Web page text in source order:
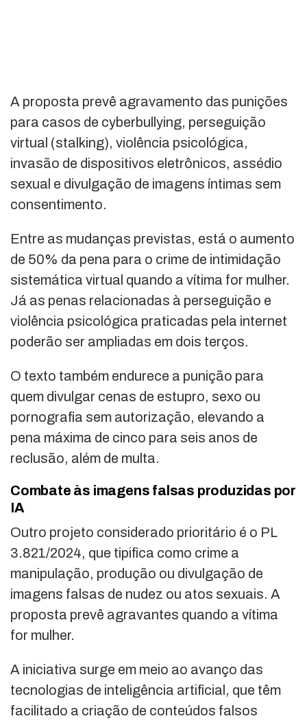
A proposta prevê agravamento das punições
para casos de cyberbullying, perseguição
virtual (stalking), violência psicológica,
invasão de dispositivos eletrônicos, assédio
sexual e divulgação de imagens íntimas sem
consentimento.
Entre as mudanças previstas, está o aumento
de 50% da pena para o crime de intimidação
sistemática virtual quando a vítima for mulher.
Já as penas relacionadas à perseguição e
violência psicológica praticadas pela internet
poderão ser ampliadas em dois terços.
O texto também endurece a punição para
quem divulgar cenas de estupro, sexo ou
pornografia sem autorização, elevando a
pena máxima de cinco para seis anos de
reclusão, além de multa.
Combate às imagens falsas produzidas por
IA
Outro projeto considerado prioritário é o PL
3.821/2024, que tipifica como crime a
manipulação, produção ou divulgação de
imagens falsas de nudez ou atos sexuais. A
proposta prevê agravantes quando a vítima
for mulher.
A iniciativa surge em meio ao avanço das
tecnologias de inteligência artificial, que têm
facilitado a criação de conteúdos falsos